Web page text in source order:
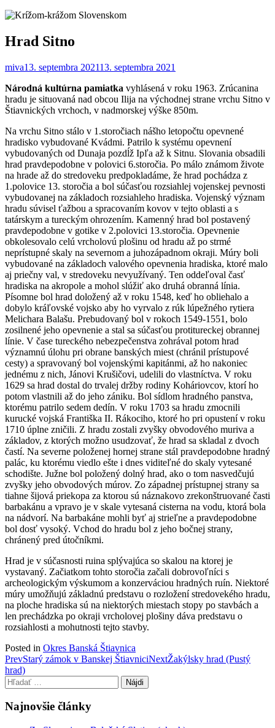
Hrad Sitno
miva13. septembra 202113. septembra 2021
Národná kultúrna pamiatka vyhlásená v roku 1963. Zrúcanina
hradu je situovaná nad obcou Ilija na východnej strane vrchu Sitno v
Štiavnických vrchoch, v nadmorskej výške 850m.
Na vrchu Sitno stálo v 1.storočiach nášho letopočtu opevnené
hradisko vybudované Kvádmi. Patrilo k systému opevnení
vybudovaných od Dunaja pozdĺž Ipľa až k Sitnu. Slovania obsadili
hrad pravdepodobne v polovici 6.storočia. Po málo známom živote
na hrade až do stredoveku predpokladáme, že hrad pochádza z
1.polovice 13. storočia a bol súčasťou rozsiahlej vojenskej pevnosti
vybudovanej na základoch rozsiahleho hradiska. Vojenský význam
hradu súvisel ťažbou a spracovaním kovov v tejto oblasti a s
tatárskym a tureckým ohrozením. Kamenný hrad bol postavený
pravdepodobne v gotike v 2.polovici 13.storočia. Opevnenie
obkolesovalo celú vrcholovú plošinu od hradu až po strmé
neprístupné skaly na severnom a juhozápadnom okraji. Múry boli
vybudované na základoch valového opevnenia hradiska, ktoré malo
aj priečny val, v stredoveku nevyužívaný. Ten oddeľoval časť
hradiska na akropole a mohol slúžiť ako druhá obranná línia.
Písomne bol hrad doložený až v roku 1548, keď ho obliehalo a
dobylo kráľovské vojsko aby ho vyrvalo z rúk lúpežného rytiera
Melichara Balašu. Prebudovaný bol v rokoch 1549-1551, bolo
zosilnené jeho opevnenie a stal sa súčasťou protitureckej obrannej
línie. V čase tureckého nebezpečenstva zohrával potom hrad
významnú úlohu pri obrane banských miest (chránil prístupové
cesty) a spravovaný bol vojenskými kapitánmi, až ho nakoniec
jednému z nich, Jánovi Krušičovi, udelili do vlastníctva. V roku
1629 sa hrad dostal do trvalej držby rodiny Koháriovcov, ktorí ho
potom vlastnili až do jeho zániku. Bol sídlom hradného panstva,
ktorému patrilo sedem dedín. V roku 1703 sa hradu zmocnili
kurucké vojská Františka II. Rákociho, ktoré ho pri opustení v roku
1710 úplne zničili. Z hradu zostali zvyšky obvodového muriva a
základov, z ktorých možno usudzovať, že hrad sa skladal z dvoch
častí. Na severne položenej hornej strane stál pravdepodobne hradný
palác, ku ktorému viedlo ešte i dnes viditeľné do skaly vytesané
schodište. Južne bol položený dolný hrad, ako o tom nasvedčujú
zvyšky jeho obvodových múrov. Zo západnej prístupnej strany sa
tiahne šijová priekopa za ktorou sú náznakovo zrekonštruované časti
barbakánu a vpravo je v skale vytesaná cisterna na vodu, ktorá bola
na nádvorí. Na barbakáne mohli byť aj strieľne a pravdepodobne
bol dosť vysoký. Vchod do hradu bol z jeho bočnej strany,
chránený pred útočníkmi.
Hrad je v súčasnosti ruina splývajúca so skalou na ktorej je
vystavaný. Začiatkom tohto storočia začali dobrovoľníci s
archeologickým výskumom a konzerváciou hradných ruín. Niektoré
múry umožňujú základnú predstavu o rozložení stredovekého hradu,
na ploche hradiska sú na niektorých miestach stopy po stavbách a
len prechádzka po okraji vrcholovej plošiny dáva predstavu o
rozsiahlosti a mohutnosti tejto stavby.
Posted in Okres Banská Štiavnica
Post
navigation
PrevStarý zámok v Banskej ŠtiavniciNextŽakýlsky hrad (Pustý
hrad)
Hľadať:
Najnovšie články